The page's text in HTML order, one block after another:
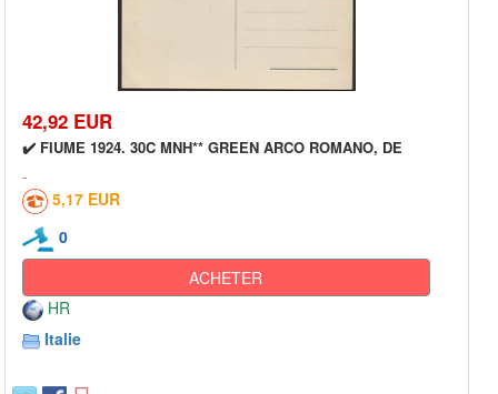
42,92 EUR
✔️ FIUME 1924. 30C MNH** GREEN ARCO ROMANO, DE
5,17 EUR
0
ACHETER
HR
Italie